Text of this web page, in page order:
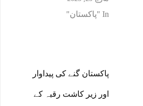
In "پاکستان"
پاکستان گنے کی پیداوار
اور زیر کاشت رقبہ کے